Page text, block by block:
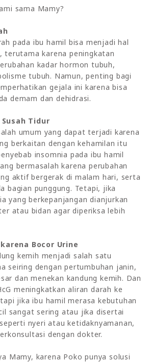
sama Mamy?
pada ibu hamil bisa menjadi hal
terutama karena peningkatan
kadar hormon tubuh,
tubuh. Namun, penting bagi
gejala ini karena bisa
demam dan dehidrasi.
Tidur
umum yang dapat terjadi karena
berkaitan dengan kehamilan itu
insomnia pada ibu hamil
bermasalah karena perubahan
aktif bergerak di malam hari, serta
bagian punggung. Tetapi, jika
yang berkepanjangan dianjurkan
atau bidan agar diperiksa lebih
Bocor Urine
kemih menjadi salah satu
seiring dengan pertumbuhan janin,
dan menekan kandung kemih. Dan
meningkatkan aliran darah ke
jika ibu hamil merasa kebutuhan
sangat sering atau jika disertai
nyeri atau ketidaknyamanan,
dengan dokter.
Mamy, karena Poko punya solusi